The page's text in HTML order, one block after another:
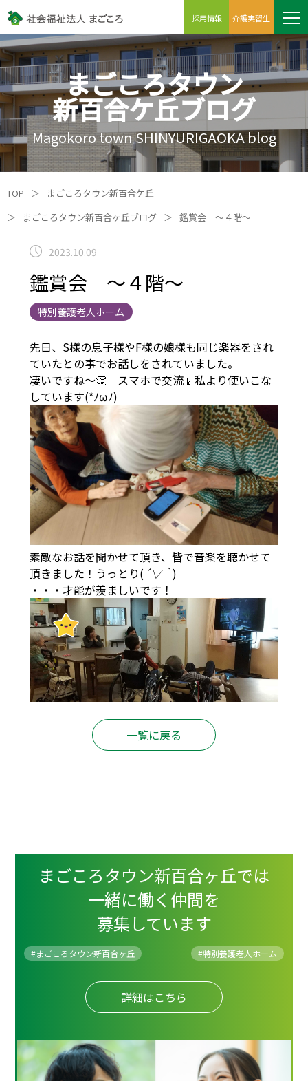
採用情報 介護実習生
まごころタウン
新百合ケ丘ブログ
Magokoro town SHINYURIGAOKA blog
TOP ＞
まごころタウン新百合ケ丘
＞
まごころタウン新百合ヶ丘ブログ ＞ 鑑賞会 ～４階～
2023.10.09
鑑賞会 ～４階～
特別養護老人ホーム
先日、S様の息子様やF様の娘様も同じ楽器をされ
ていたとの事でお話しをされていました。
凄いですね～👏 スマホで交流📱私より使いこな
しています(*ﾉωﾉ)
素敵なお話を聞かせて頂き、皆で音楽を聴かせて
頂きました！うっとり( ´▽｀)
・・・才能が羨ましいです！
一覧に戻る
まごころタウン新百合ヶ丘では
一緒に働く仲間を
募集しています
#まごころタウン新百合ヶ丘 #特別養護老人ホーム
詳細はこちら